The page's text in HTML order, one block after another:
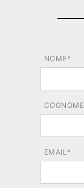
NOME*
EMAIL*